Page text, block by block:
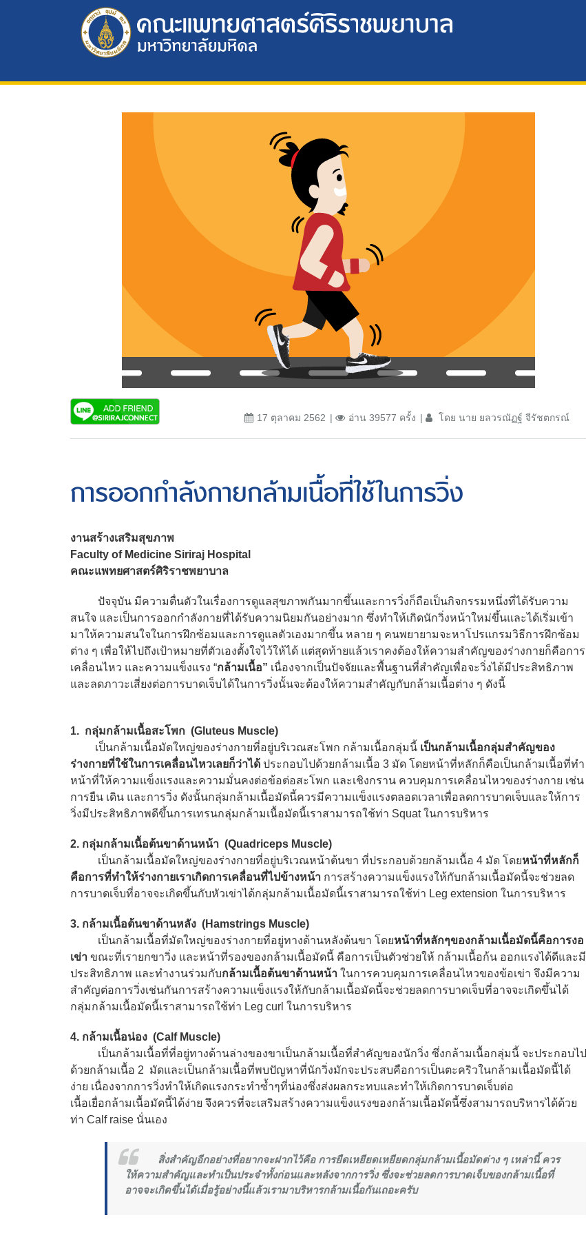
17 ตุลาคม 2562 อ่าน 39577 ครั้ง โดย นาย ยลวรณัฏฐ์ จีรัชตกรณ์
การออกกำลังกายกล้ามเนื้อที่ใช้ในการวิ่ง
งานสร้างเสริมสุขภาพ
Faculty of Medicine Siriraj Hospital
คณะแพทยศาสตร์ศิริราชพยาบาล
ปัจจุบัน มีความตื่นตัวในเรื่องการดูแลสุขภาพกันมากขึ้นและการวิ่งก็ถือเป็นกิจกรรมหนึ่งที่ได้รับความ
สนใจ และเป็นการออกกำลังกายที่ได้รับความนิยมกันอย่างมาก ซึ่งทำให้เกิดนักวิ่งหน้าใหม่ขึ้นและได้เริ่มเข้า
มาให้ความสนใจในการฝึกซ้อมและการดูแลตัวเองมากขึ้น หลาย ๆ คนพยายามจะหาโปรแกรมวิธีการฝึกซ้อม
ต่าง ๆ เพื่อให้ไปถึงเป้าหมายที่ตัวเองตั้งใจไว้ให้ได้ แต่สุดท้ายแล้วเราคงต้องให้ความสำคัญของร่างกายก็คือการ
เคลื่อนไหว และความแข็งแรง “กล้ามเนื้อ” เนื่องจากเป็นปัจจัยและพื้นฐานที่สำคัญเพื่อจะวิ่งได้มีประสิทธิภาพ
และลดภาวะเสี่ยงต่อการบาดเจ็บได้ในการวิ่งนั้นจะต้องให้ความสำคัญกับกล้ามเนื้อต่าง ๆ ดังนี้
1. กลุ่มกล้ามเนื้อสะโพก (Gluteus Muscle)
เป็นกล้ามเนื้อมัดใหญ่ของร่างกายที่อยู่บริเวณสะโพก กล้ามเนื้อกลุ่มนี้ เป็นกล้ามเนื้อกลุ่มสำคัญของ
ร่างกายที่ใช้ในการเคลื่อนไหวเลยก็ว่าได้ ประกอบไปด้วยกล้ามเนื้อ 3 มัด โดยหน้าที่หลักก็คือเป็นกล้ามเนื้อที่ทำ
หน้าที่ให้ความแข็งแรงและความมั่นคงต่อข้อต่อสะโพก และเชิงกราน ควบคุมการเคลื่อนไหวของร่างกาย เช่น
การยืน เดิน และการวิ่ง ดังนั้นกลุ่มกล้ามเนื้อมัดนี้ควรมีความแข็งแรงตลอดเวลาเพื่อลดการบาดเจ็บและให้การ
วิ่งมีประสิทธิภาพดีขึ้นการเทรนกลุ่มกล้ามเนื้อมัดนี้เราสามารถใช้ท่า Squat ในการบริหาร
2. กลุ่มกล้ามเนื้อต้นขาด้านหน้า (Quadriceps Muscle)
เป็นกล้ามเนื้อมัดใหญ่ของร่างกายที่อยู่บริเวณหน้าต้นขา ที่ประกอบด้วยกล้ามเนื้อ 4 มัด โดยหน้าที่หลักก็
คือการที่ทำให้ร่างกายเราเกิดการเคลื่อนที่ไปข้างหน้า การสร้างความแข็งแรงให้กับกล้ามเนื้อมัดนี้จะช่วยลด
การบาดเจ็บที่อาจจะเกิดขึ้นกับหัวเข่าได้กลุ่มกล้ามเนื้อมัดนี้เราสามารถใช้ท่า Leg extension ในการบริหาร
3. กล้ามเนื้อต้นขาด้านหลัง (Hamstrings Muscle)
เป็นกล้ามเนื้อที่มัดใหญ่ของร่างกายที่อยู่ทางด้านหลังต้นขา โดยหน้าที่หลักๆของกล้ามเนื้อมัดนี้คือการงอ
เข่า ขณะที่เรายกขาวิ่ง และหน้าที่รองของกล้ามเนื้อมัดนี้ คือการเป็นตัวช่วยให้ กล้ามเนื้อก้น ออกแรงได้ดีและมี
ประสิทธิภาพ และทำงานร่วมกับกล้ามเนื้อต้นขาด้านหน้า ในการควบคุมการเคลื่อนไหวของข้อเข่า จึงมีความ
สำคัญต่อการวิ่งเช่นกันการสร้างความแข็งแรงให้กับกล้ามเนื้อมัดนี้จะช่วยลดการบาดเจ็บที่อาจจะเกิดขึ้นได้
กลุ่มกล้ามเนื้อมัดนี้เราสามารถใช้ท่า Leg curl ในการบริหาร
4. กล้ามเนื้อน่อง (Calf Muscle)
เป็นกล้ามเนื้อที่ที่อยู่ทางด้านล่างของขาเป็นกล้ามเนื้อที่สำคัญของนักวิ่ง ซึ่งกล้ามเนื้อกลุ่มนี้ จะประกอบไป
ด้วยกล้ามเนื้อ 2 มัดและเป็นกล้ามเนื้อที่พบปัญหาที่นักวิ่งมักจะประสบคือการเป็นตะคริวในกล้ามเนื้อมัดนี้ได้
ง่าย เนื่องจากการวิ่งทำให้เกิดแรงกระทำซ้ำๆที่น่องซึ่งส่งผลกระทบและทำให้เกิดการบาดเจ็บต่อ
เนื้อเยื่อกล้ามเนื้อมัดนี้ได้ง่าย จึงควรที่จะเสริมสร้างความแข็งแรงของกล้ามเนื้อมัดนี้ซึ่งสามารถบริหารได้ด้วย
ท่า Calf raise นั่นเอง
สิ่งสำคัญอีกอย่างที่อยากจะฝากไว้คือ การยืดเหยียดเหยียดกลุ่มกล้ามเนื้อมัดต่าง ๆ เหล่านี้ ควร
ให้ความสำคัญและทำเป็นประจำทั้งก่อนและหลังจากการวิ่ง ซึ่งจะช่วยลดการบาดเจ็บของกล้ามเนื้อที่
อาจจะเกิดขึ้นได้เมื่อรู้อย่างนี้แล้วเรามาบริหารกล้ามเนื้อกันเถอะครับ